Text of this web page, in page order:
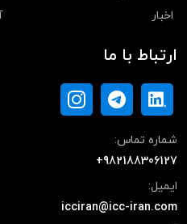
اخبار
ارتباط با ما
شماره تماس:
+982188306127
ایمیل:
icciran@icc-iran.com